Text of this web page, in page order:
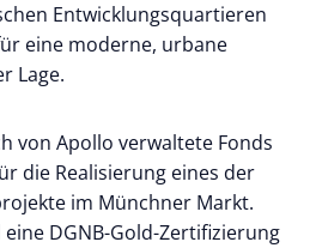
Entwicklungsquartieren
eine moderne, urbane
Lage.
von Apollo verwaltete Fonds
die Realisierung eines der
im Münchner Markt.
DGNB-Gold-Zertifizierung